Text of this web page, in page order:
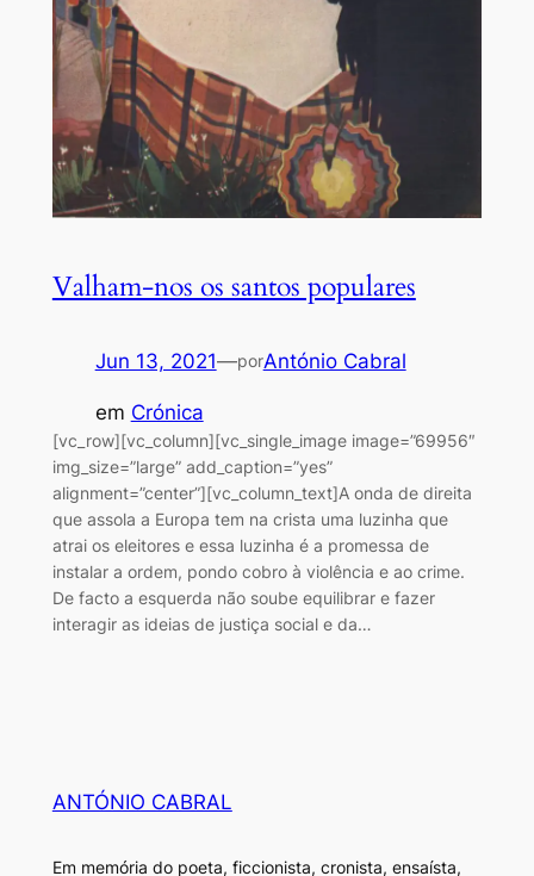
Valham-nos os santos populares
Jun 13, 2021—porAntónio Cabral
em Crónica
[vc_row][vc_column][vc_single_image image=”69956″
img_size=”large” add_caption=”yes”
alignment=”center”][vc_column_text]A onda de direita
que assola a Europa tem na crista uma luzinha que
atrai os eleitores e essa luzinha é a promessa de
instalar a ordem, pondo cobro à violência e ao crime.
De facto a esquerda não soube equilibrar e fazer
interagir as ideias de justiça social e da…
ANTÓNIO CABRAL
Em memória do poeta, ficcionista, cronista, ensaísta,